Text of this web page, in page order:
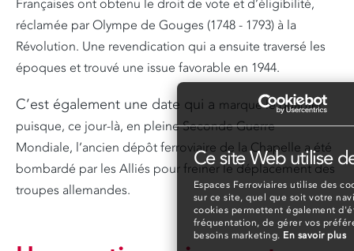
Ce site Web utilise
Espaces Ferroviaires utilise des
sur ce site, quel que soit votre
cookies permettent également
fréquentation, de gérer vos
besoins marketing. En savoir plus
Françaises ont obtenu le droit de vote et d’éligibilité,
réclamée par Olympe de Gouges (1748 - 1793) à la
Révolution. Une revendication qui a ensuite traversé les
époques et trouvé une issue favorable en 1944.
C’est également une date qui a marqué le quartier
puisque, ce jour-là, en pleine Seconde Guerre
Mondiale, l’ancien dépôt ferroviaire de laChapelle a été
bombardé par les Alliés pour freiner le déplacementdes
troupes allemandes.